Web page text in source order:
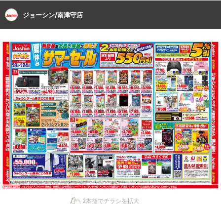
ジョーシン/南津守店
2本指でチラシを拡大